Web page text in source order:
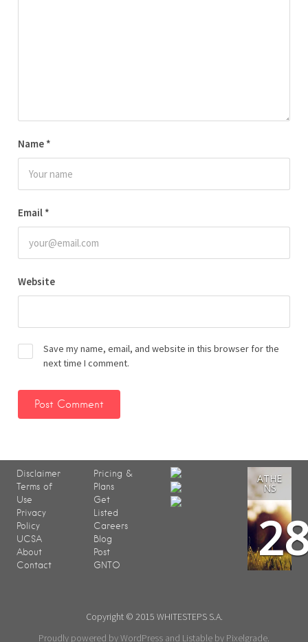
Name *
Email *
Website
Save my name, email, and website in this browser for the
next time I comment.
Disclaimer
Terms of
Use
Privacy
Policy
UCSA
About
Contact
Pricing &
Plans
Get
Listed
Careers
Blog
Post
GNTO
ATHE
NS
Copyright © 2015 WHITESTEPS S.A.
Proudly powered by WordPress and Listable by Pixelgrade.